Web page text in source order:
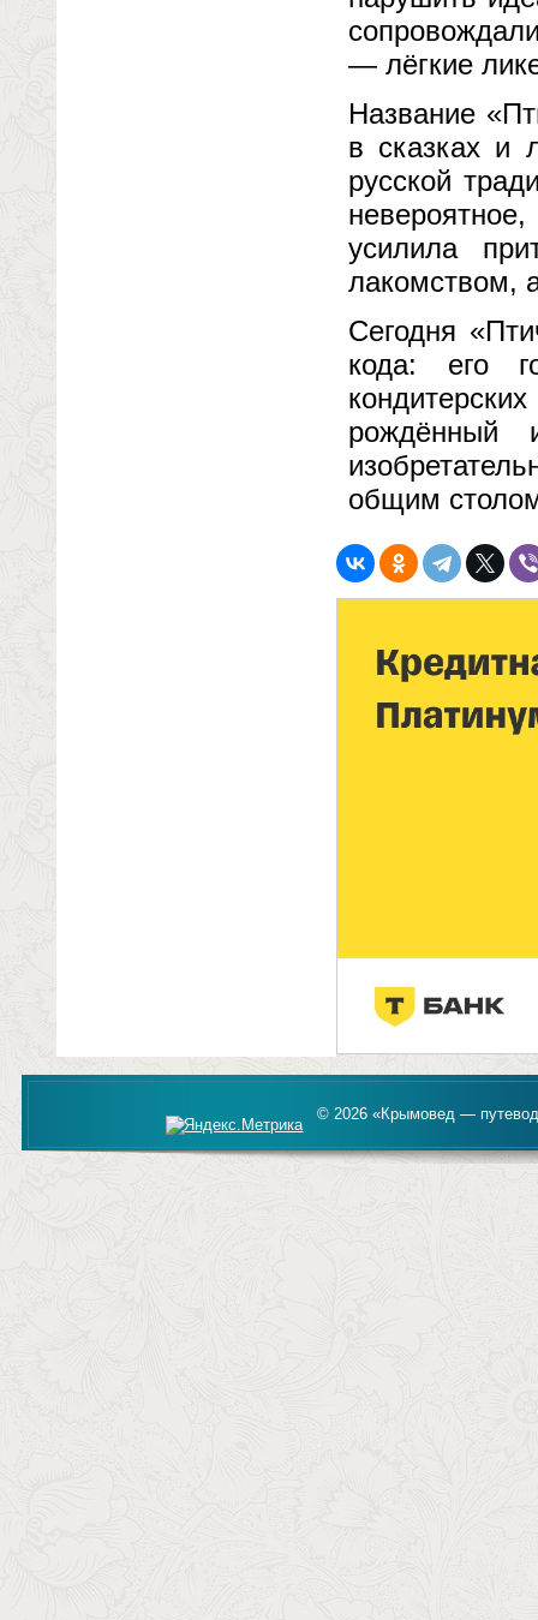
— лёгкие
Название
в сказках и
русской
усилила
лакомством,
Сегодня
кода: его
рождённый
общим
© 2026 «Крымовед —